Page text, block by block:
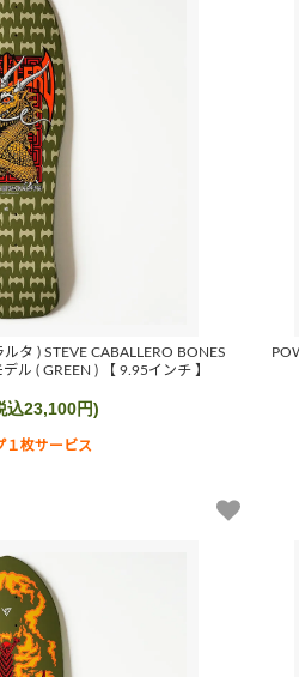
タ ) STEVE CABALLERO BONES
ル ( GREEN ) 【 9.95インチ 】
込23,100円)
１枚サービス